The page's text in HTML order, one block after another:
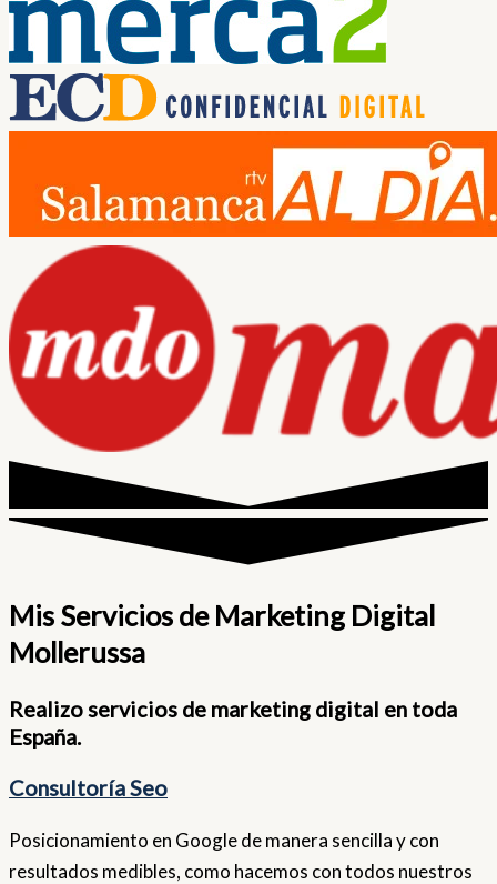
Mis Servicios de Marketing Digital
Mollerussa
Realizo servicios de marketing digital en toda
España.
Consultoría Seo
Posicionamiento en Google de manera sencilla y con
resultados medibles, como hacemos con todos nuestros